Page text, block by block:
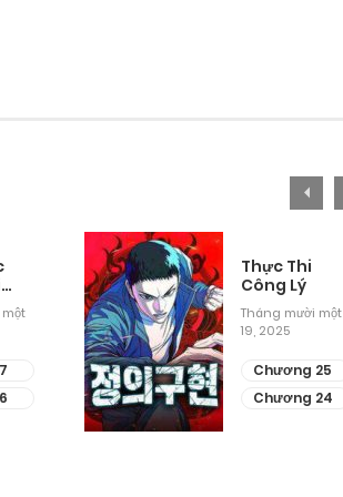
Thực Thi
Công Lý
Tháng mười một
19, 2025
Chương 25
Chương 24